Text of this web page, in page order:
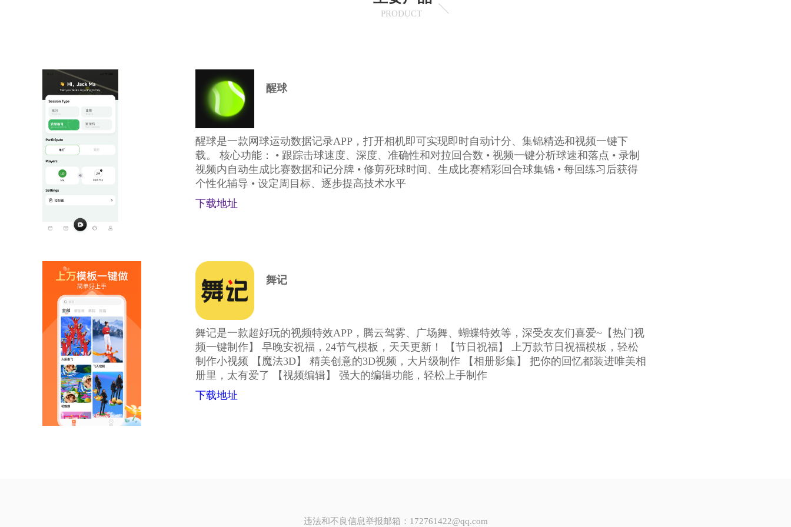
PRODUCT
醒球
醒球是一款网球运动数据记录APP，打开相机即可实现即时自动计分、集锦精选和视频一键下
载。 核心功能： • 跟踪击球速度、深度、准确性和对拉回合数 • 视频一键分析球速和落点 • 录制
视频内自动生成比赛数据和记分牌 • 修剪死球时间、生成比赛精彩回合球集锦 • 每回练习后获得
个性化辅导 • 设定周目标、逐步提高技术水平
下载地址
舞记
舞记是一款超好玩的视频特效APP，腾云驾雾、广场舞、蝴蝶特效等，深受友友们喜爱~【热门视
频一键制作】 早晚安祝福，24节气模板，天天更新！ 【节日祝福】 上万款节日祝福模板，轻松
制作小视频 【魔法3D】 精美创意的3D视频，大片级制作 【相册影集】 把你的回忆都装进唯美相
册里，太有爱了 【视频编辑】 强大的编辑功能，轻松上手制作
下载地址
违法和不良信息举报邮箱：172761422@qq.com